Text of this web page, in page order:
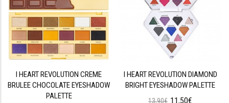
I HEART REVOLUTION CREME
BRULEE CHOCOLATE EYESHADOW
PALETTE
I HEART REVOLUTION DIAMOND
BRIGHT EYESHADOW PALETTE
13,90€ 11,50€